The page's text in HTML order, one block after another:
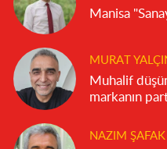
Manisa
MURAT
Muhalif
markanın
NAZIM ŞAFAK